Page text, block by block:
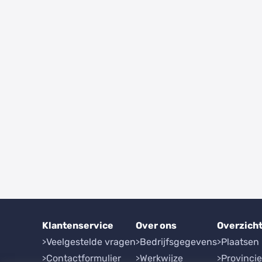
Klantenservice
Veelgestelde vragen
Contactformulier
Over ons
Bedrijfsgegevens
Werkwijze
Plaatsen